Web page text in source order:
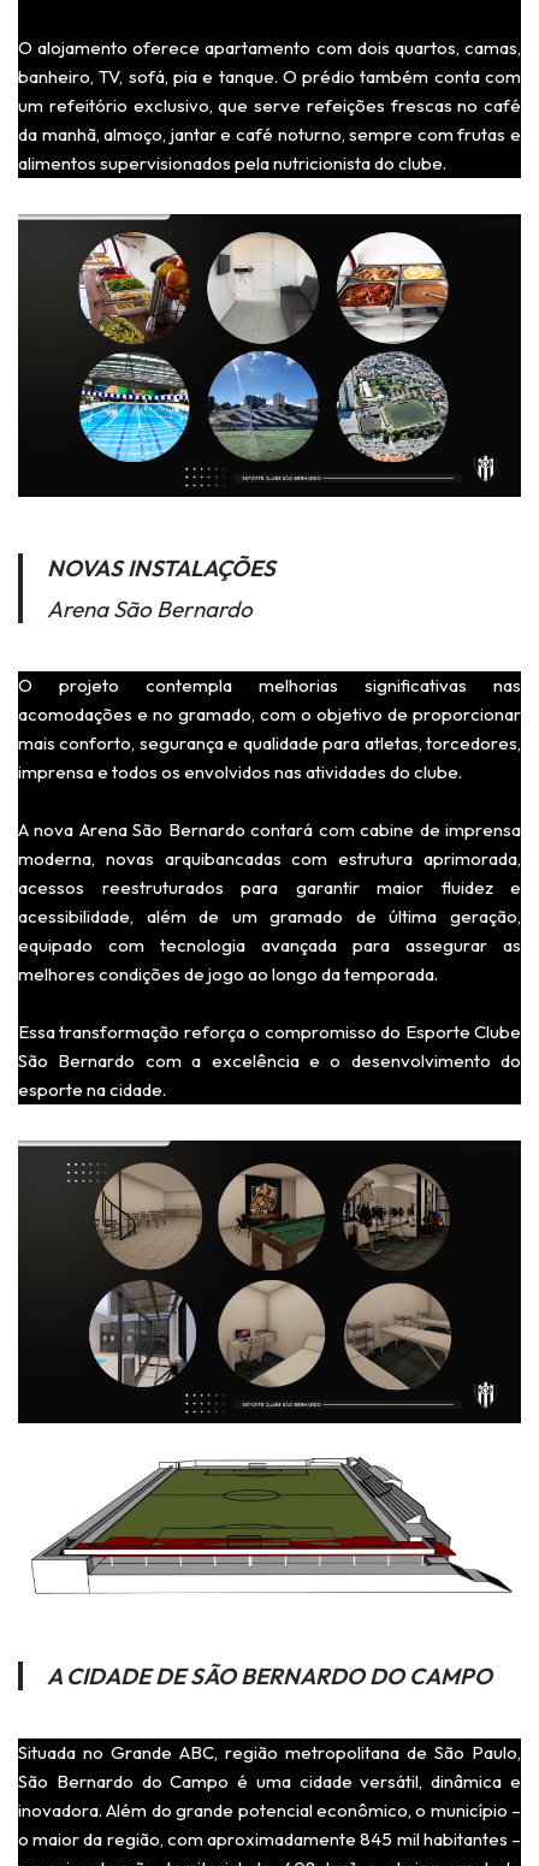
O alojamento oferece apartamento com dois quartos, camas,
banheiro, TV, sofá, pia e tanque. O prédio também conta com
um refeitório exclusivo, que serve refeições frescas no café
da manhã, almoço, jantar e café noturno, sempre com frutas e
alimentos supervisionados pela nutricionista do clube.
NOVAS INSTALAÇÕES
Arena São Bernardo
O projeto contempla melhorias significativas nas
acomodações e no gramado, com o objetivo de proporcionar
mais conforto, segurança e qualidade para atletas, torcedores,
imprensa e todos os envolvidos nas atividades do clube.
A nova Arena São Bernardo contará com cabine de imprensa
moderna, novas arquibancadas com estrutura aprimorada,
acessos reestruturados para garantir maior fluidez e
acessibilidade, além de um gramado de última geração,
equipado com tecnologia avançada para assegurar as
melhores condições de jogo ao longo da temporada.
Essa transformação reforça o compromisso do Esporte Clube
São Bernardo com a excelência e o desenvolvimento do
esporte na cidade.
A CIDADE DE SÃO BERNARDO DO CAMPO
Situada no Grande ABC, região metropolitana de São Paulo,
São Bernardo do Campo é uma cidade versátil, dinâmica e
inovadora. Além do grande potencial econômico, o município –
o maior da região, com aproximadamente 845 mil habitantes –